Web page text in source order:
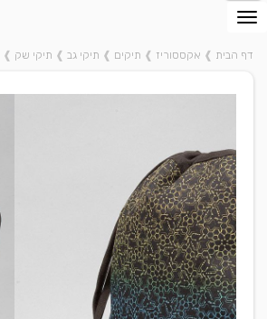
דף הבית ❱ אקססוריז ❱ תיקים ❱ תיקי גב ❱ תיקי שק ❱